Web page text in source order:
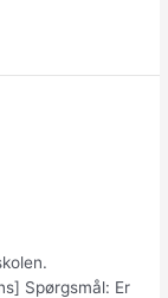
Spørgsmål: Er